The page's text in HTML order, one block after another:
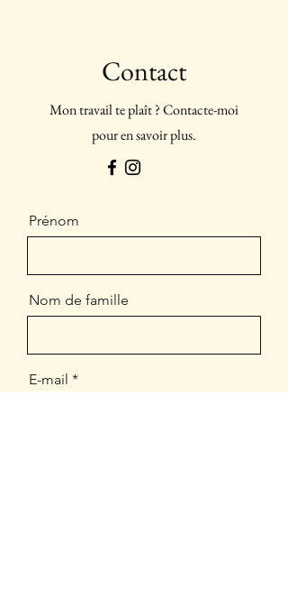
Contact
Mon travail te plaît ? Contacte-moi
pour en savoir plus.
Prénom
Nom de famille
E-mail